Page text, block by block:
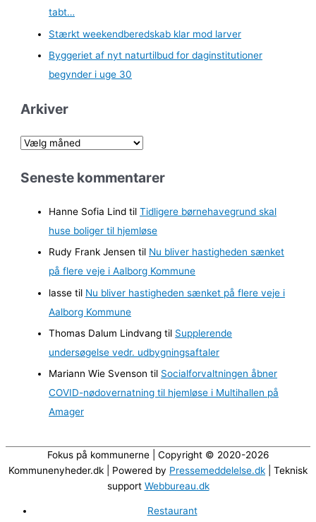
tabt…
Stærkt weekendberedskab klar mod larver
Byggeriet af nyt naturtilbud for daginstitutioner
begynder i uge 30
Arkiver
A
k
Seneste kommentarer
Hanne Sofia Lind tilTidligere børnehavegrund skal
huse boliger til hjemløse
Rudy Frank Jensen til Nu bliver hastigheden sænket
på flere veje i Aalborg Kommune
lasse til Nu bliver hastigheden sænket på flere veje i
Aalborg Kommune
Thomas Dalum Lindvang til Supplerende
undersøgelse vedr. udbygningsaftaler
Mariann Wie Svenson til Socialforvaltningen åbner
COVID-nødovernatning til hjemløse i Multihallen på
Amager
Fokus på kommunerne | Copyright © 2020-2026
Kommunenyheder.dk | Powered by Pressemeddelelse.dk | Teknisk
support Webbureau.dk
Restaurant